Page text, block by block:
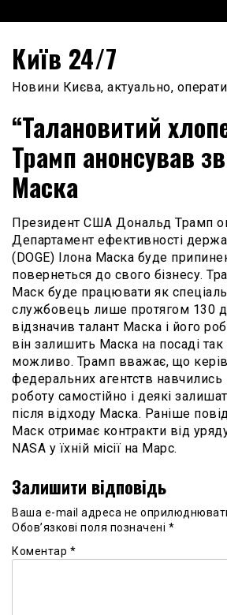
to
Київ 24/7
Новини Києва, актуально,
“Талановитий
Трамп анонсував
Маска
Президент США Дональд Трамп
Департамент ефективності
(DOGE) Ілона Маска буде
повернеться до свого бізнесу.
Маск буде працювати як
службовець лише протягом 130
відзначив талант Маска і його
він залишить Маска на посаді
можливо. Трамп вважає, що
федеральних агентств
роботу самостійно і деякі
після відходу Маска. Раніше
Маск отримає контракти від
NASA у їхній місії на Марс.
Залишити відповідь
Ваша e-mail адреса не
Обов’язкові поля позначені *
Коментар *